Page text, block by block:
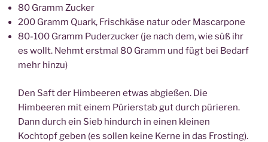
80 Gramm Zucker
200 Gramm Quark, Frischkäse natur oder Mascarpone
80-100 Gramm Puderzucker (je nach dem, wie süß ihr
es wollt. Nehmt erstmal 80 Gramm und fügt bei Bedarf
mehr hinzu)
Den Saft der Himbeeren etwas abgießen. Die
Himbeeren mit einem Pürierstab gut durch pürieren.
Dann durch ein Sieb hindurch in einen kleinen
Kochtopf geben (es sollen keine Kerne in das Frosting).